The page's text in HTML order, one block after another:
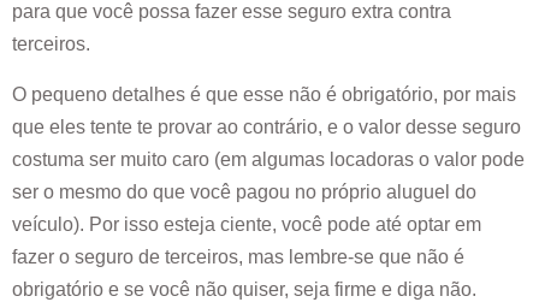
para que você possa fazer esse seguro extra contra
terceiros.
O pequeno detalhes é que esse não é obrigatório, por mais
que eles tente te provar ao contrário, e o valor desse seguro
costuma ser muito caro (em algumas locadoras o valor pode
ser o mesmo do que você pagou no próprio aluguel do
veículo). Por isso esteja ciente, você pode até optar em
fazer o seguro de terceiros, mas lembre-se que não é
obrigatório e se você não quiser, seja firme e diga não.